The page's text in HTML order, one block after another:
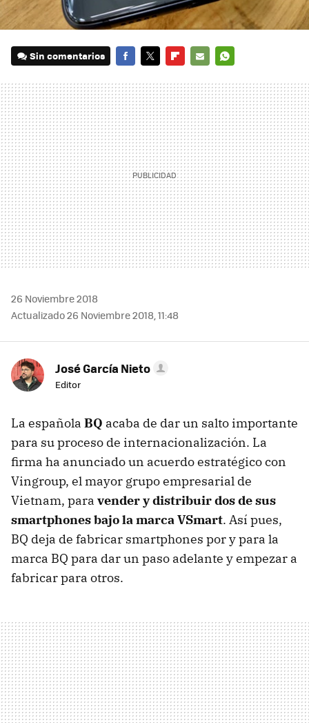
Sin comentarios
MAIL
26 Noviembre 2018
Actualizado 26 Noviembre 2018, 11:48
José García Nieto
Editor
La española BQ acaba de dar un salto importante
para su proceso de internacionalización. La
firma ha anunciado un acuerdo estratégico con
Vingroup, el mayor grupo empresarial de
Vietnam, para vender y distribuir dos de sus
smartphones bajo la marca VSmart. Así pues,
BQ deja de fabricar smartphones por y para la
marca BQ para dar un paso adelante y empezar a
fabricar para otros.